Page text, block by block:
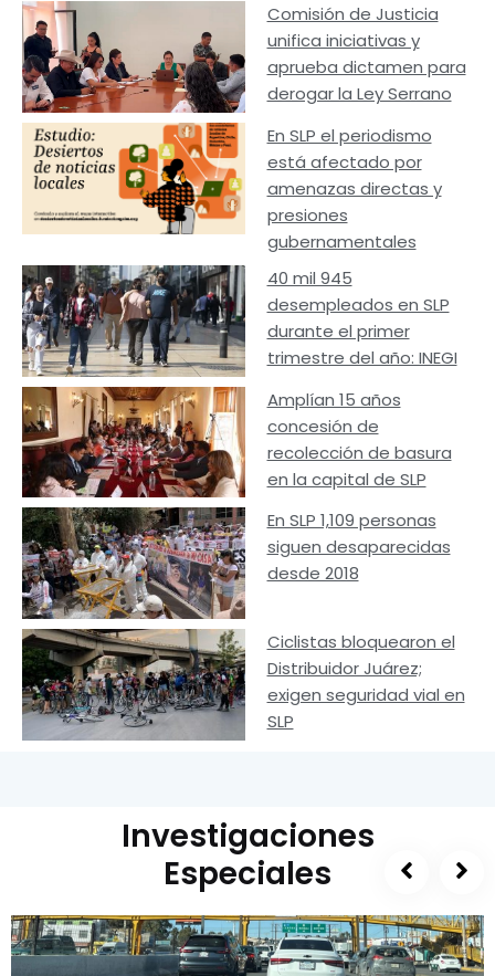
Comisión de Justicia
unifica iniciativas y
aprueba dictamen para
derogar la Ley Serrano
En SLP el periodismo
está afectado por
amenazas directas y
presiones
gubernamentales
40 mil 945
desempleados en SLP
durante el primer
trimestre del año: INEGI
Amplían 15 años
concesión de
recolección de basura
en la capital de SLP
En SLP 1,109 personas
siguen desaparecidas
desde 2018
Ciclistas bloquearon el
Distribuidor Juárez;
exigen seguridad vial en
SLP
Investigaciones
Especiales